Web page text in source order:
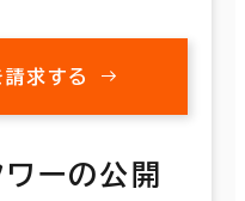
求する
ーの公開